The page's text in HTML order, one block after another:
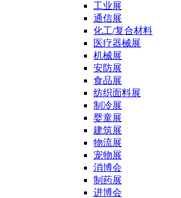
工业展
通信展
化工/复合材料
医疗器械展
机械展
安防展
食品展
纺织面料展
制冷展
婴童展
建筑展
物流展
宠物展
消博会
制药展
进博会